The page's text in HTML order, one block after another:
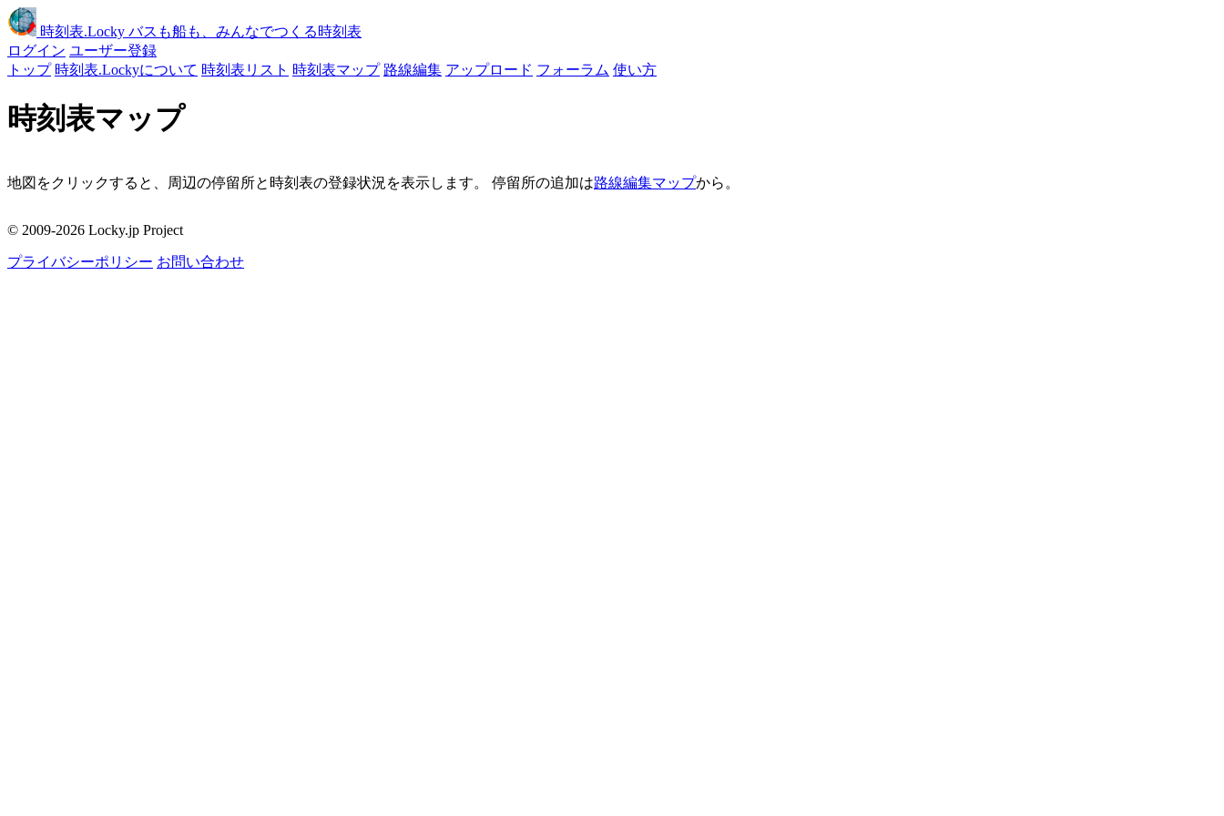
時刻表.Locky バスも船も、みんなでつくる時刻表
ログイン ユーザー登録
トップ 時刻表.Lockyについて 時刻表リスト 時刻表マップ 路線編集 アップロード フォーラム 使い方
時刻表マップ
地図をクリックすると、周辺の停留所と時刻表の登録状況を表示します。 停留所の追加は路線編集マップから。
周辺の停留所
© 2009-2026 Locky.jp Project
プライバシーポリシー お問い合わせ